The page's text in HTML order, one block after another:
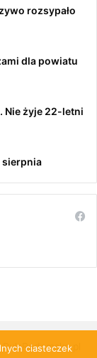
rozsypało
dla powiatu
Nie żyje 22-letni
sierpnia
PulsRadomska.pl
ciasteczek